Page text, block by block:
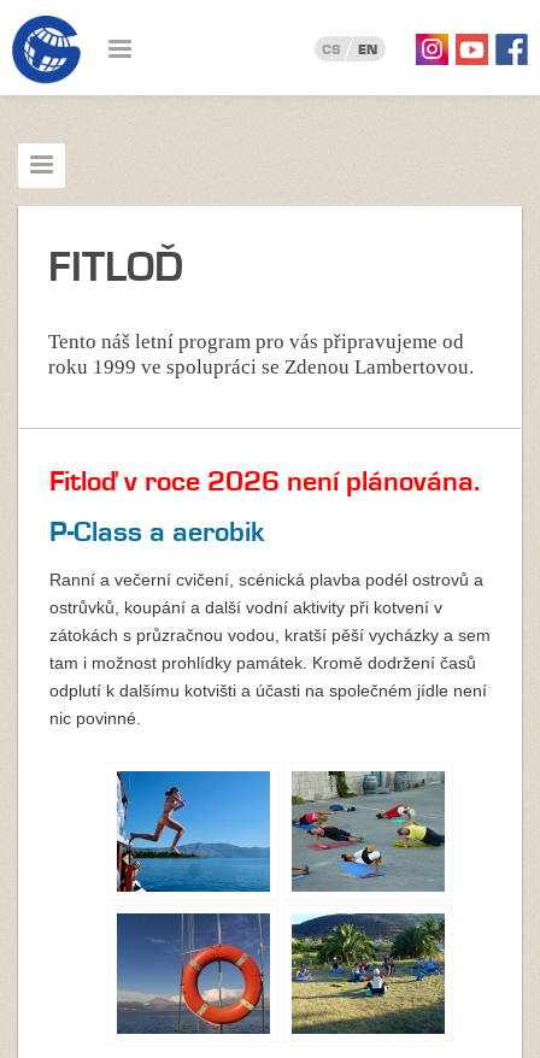
CS EN
FITLOĎ
Tento náš letní program pro vás připravujeme od
roku 1999 ve spolupráci se Zdenou Lambertovou.
Fitloď v roce 2026 není plánována.
P-Class a aerobik
Ranní a večerní cvičení, scénická plavba podél ostrovů a
ostrůvků, koupání a další vodní aktivity při kotvení v
zátokách s průzračnou vodou, kratší pěší vycházky a sem
tam i možnost prohlídky památek. Kromě dodržení časů
odplutí k dalšímu kotvišti a účasti na společném jídle není
nic povinné.